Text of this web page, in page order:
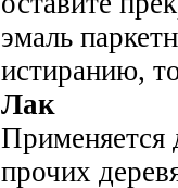
эмаль
истиранию,
Лак
Применяется
прочих